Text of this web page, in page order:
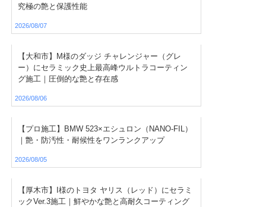
究極の艶と保護性能
2026/08/07
【大和市】M様のダッジ チャレンジャー（グレ
ー）にセラミック史上最高峰ウルトラコーティン
グ施工｜圧倒的な艶と存在感
2026/08/06
【プロ施工】BMW 523×エシュロン（NANO-FIL）
｜艶・防汚性・耐候性をワンランクアップ
2026/08/05
【厚木市】I様のトヨタ ヤリス（レッド）にセラミ
ックVer.3施工｜鮮やかな艶と高耐久コーティング